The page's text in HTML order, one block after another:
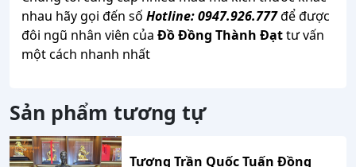
nhau hãy gọi đến số Hotline: 0947.926.777để được
đôi ngũ nhân viên của Đồ Đồng Thành Đạttư vấn
một cách nhanh nhất
Sản phẩm tương tự
Tượng Trần Quốc Tuấn Đồng